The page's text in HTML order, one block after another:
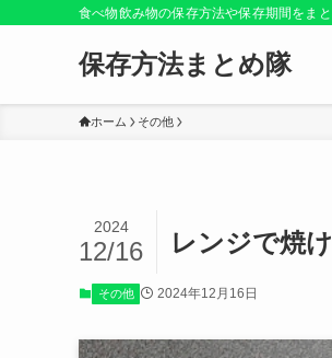
食べ物飲み物の保存方法や保存期間をま
保存方法まとめ隊
ホーム その他
レンジで焼
2024
12/16
その他 2024年12月16日